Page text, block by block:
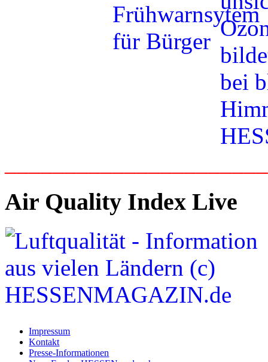
Air Quality Index Live
Impressum
Kontakt
Presse-Informationen